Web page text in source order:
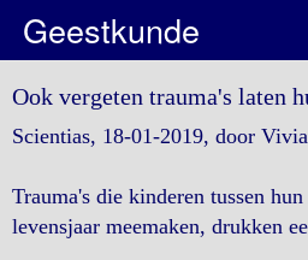
Geestkunde
Ook vergeten trauma's laten
Scientias, 18-01-2019, door
Trauma's die kinderen tussen
levensjaar meemaken, drukken